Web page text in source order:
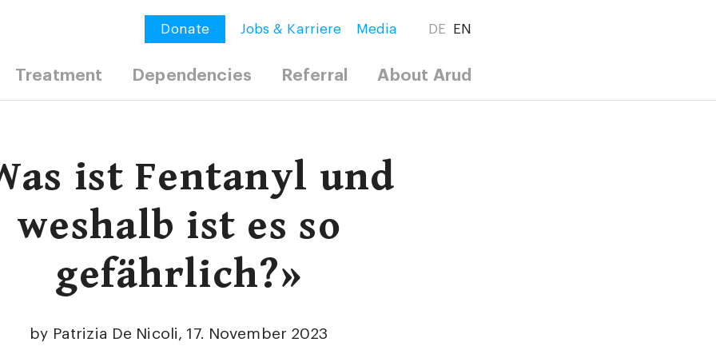
Donate Jobs & Karriere Media DE EN
Treatment Dependencies Referral About Arud
ist Fentanyl und
weshalb ist es so
gefährlich?»
by Patrizia De Nicoli, 17. November 2023